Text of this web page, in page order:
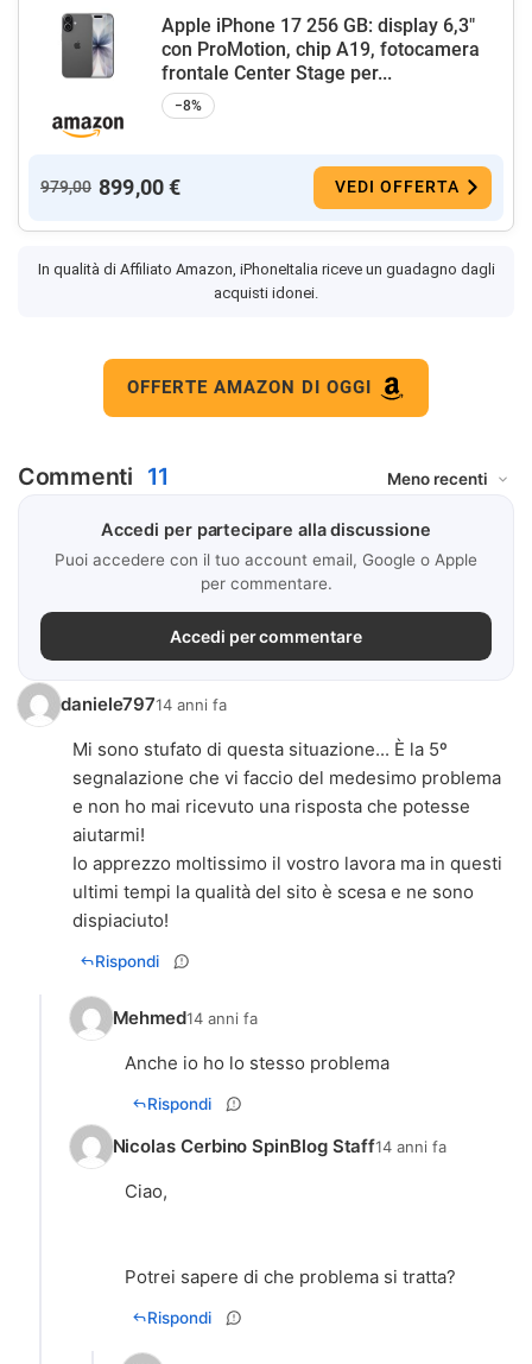
Apple iPhone 17 256 GB: display 6,3"
con ProMotion, chip A19, fotocamera
frontale Center Stage per...
−8%
979,00 899,00 € VEDI OFFERTA
In qualità di Affiliato Amazon, iPhoneItalia riceve un guadagno dagli
acquisti idonei.
OFFERTE AMAZON DI OGGI
Commenti 11
Accedi per partecipare alla discussione
Puoi accedere con il tuo account email, Google o Apple
per commentare.
Accedi per commentare
daniele79714 anni fa
Mi sono stufato di questa situazione... È la 5º
segnalazione che vi faccio del medesimo problema
e non ho mai ricevuto una risposta che potesse
aiutarmi!
Io apprezzo moltissimo il vostro lavora ma in questi
ultimi tempi la qualità del sito è scesa e ne sono
dispiaciuto!
Rispondi
Mehmed14 anni fa
Anche io ho lo stesso problema
Rispondi
Nicolas Cerbino SpinBlog Staff14 anni fa
Ciao,
Potrei sapere di che problema si tratta?
Rispondi